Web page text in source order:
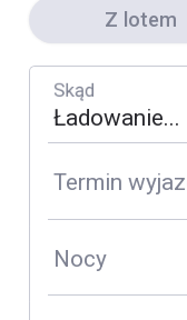
Z lotem
Skąd
Termin
Nocy